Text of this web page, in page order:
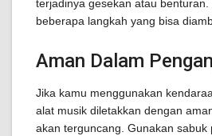
terjadinya gesekan atau benturan.
beberapa langkah yang bisa
Aman Dalam
Jika kamu menggunakan
alat musik diletakkan dengan
akan terguncang. Gunakan sabuk